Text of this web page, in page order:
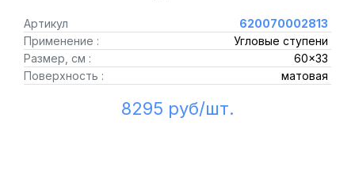
Артикул
620070002813
Применение :
Угловые ступени
Размер, см :
60x33
Поверхность :
матовая
8295 руб/шт.